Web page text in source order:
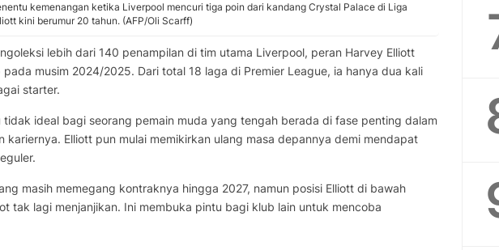
kemenangan ketika Liverpool mencuri tiga poin dari kandang Crystal Palace di Liga
kini berumur 20 tahun. (AFP/Oli Scarff)
lebih dari 140 penampilan di tim utama Liverpool, peran Harvey Elliott
pada musim 2024/2025. Dari total 18 laga di Premier League, ia hanya dua kali
starter.
tidak ideal bagi seorang pemain muda yang tengah berada di fase penting dalam
kariernya. Elliott pun mulai memikirkan ulang masa depannya demi mendapat
masih memegang kontraknya hingga 2027, namun posisi Elliott di bawah
tak lagi menjanjikan. Ini membuka pintu bagi klub lain untuk mencoba